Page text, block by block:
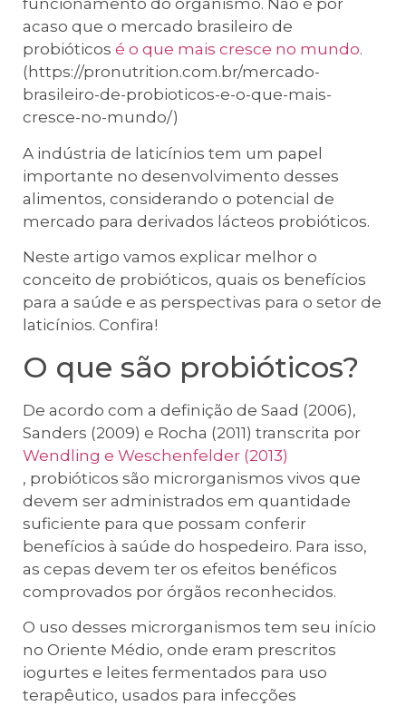
funcionamento do organismo. Não é por
acaso que o mercado brasileiro de
probióticos é o que mais cresce no mundo.
(https://pronutrition.com.br/mercado-
brasileiro-de-probioticos-e-o-que-mais-
cresce-no-mundo/)
A indústria de laticínios tem um papel
importante no desenvolvimento desses
alimentos, considerando o potencial de
mercado para derivados lácteos probióticos.
Neste artigo vamos explicar melhor o
conceito de probióticos, quais os benefícios
para a saúde e as perspectivas para o setor de
laticínios. Confira!
O que são probióticos?
De acordo com a definição de Saad (2006),
Sanders (2009) e Rocha (2011) transcrita por
Wendling e Weschenfelder (2013)
, probióticos são microrganismos vivos que
devem ser administrados em quantidade
suficiente para que possam conferir
benefícios à saúde do hospedeiro. Para isso,
as cepas devem ter os efeitos benéficos
comprovados por órgãos reconhecidos.
O uso desses microrganismos tem seu início
no Oriente Médio, onde eram prescritos
iogurtes e leites fermentados para uso
terapêutico, usados para infecções